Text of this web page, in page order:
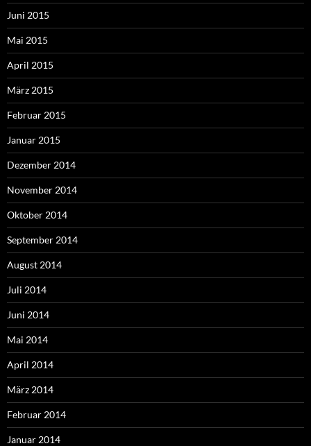
Juni 2015
Mai 2015
April 2015
März 2015
Februar 2015
Januar 2015
Dezember 2014
November 2014
Oktober 2014
September 2014
August 2014
Juli 2014
Juni 2014
Mai 2014
April 2014
März 2014
Februar 2014
Januar 2014